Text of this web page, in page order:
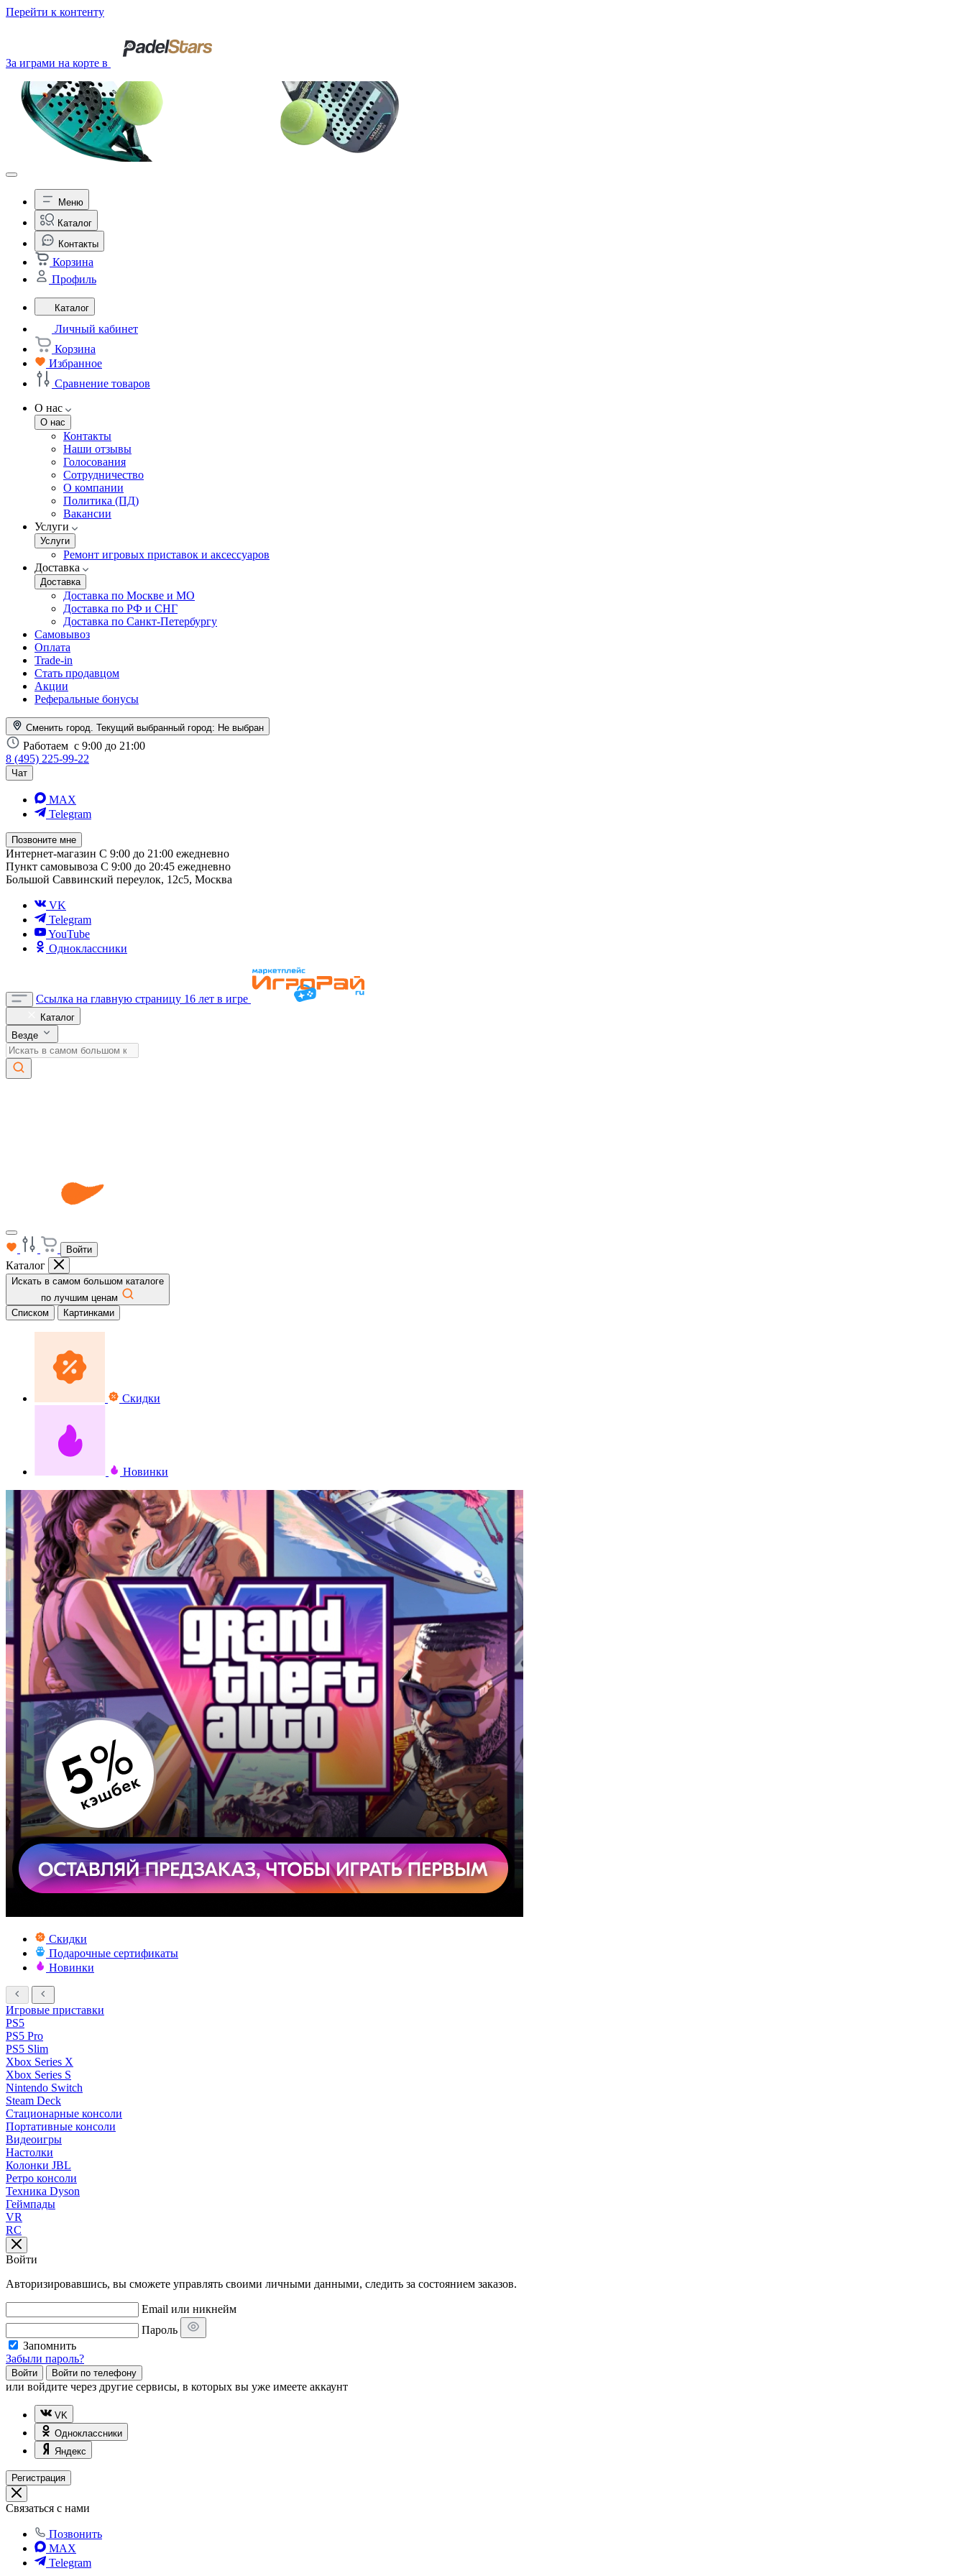
Перейти к контенту
За играми на корте в
Меню
Каталог
Контакты
Корзина
Профиль
Каталог
Личный кабинет
Корзина
Избранное
Сравнение товаров
О нас
О нас
Контакты
Наши отзывы
Голосования
Сотрудничество
О компании
Политика (ПД)
Вакансии
Услуги
Услуги
Ремонт игровых приставок и аксессуаров
Доставка
Доставка
Доставка по Москве и МО
Доставка по РФ и СНГ
Доставка по Санкт-Петербургу
Самовывоз
Оплата
Trade-in
Стать продавцом
Акции
Реферальные бонусы
Сменить город. Текущий выбранный город: Не выбран
Работаем с 9:00 до 21:00
8 (495) 225-99-22
Чат
MAX
Telegram
Позвоните мне
Интернет-магазин С 9:00 до 21:00 ежедневно
Пункт самовывоза С 9:00 до 20:45 ежедневно
Большой Саввинский переулок, 12с5, Москва
VK
Telegram
YouTube
Одноклассники
Ссылка на главную страницу 16 лет в игре
Каталог
Везде
Войти
Каталог
Искать в самом большом каталоге
по лучшим ценам
Списком
Картинками
Скидки
Новинки
Скидки
Подарочные сертификаты
Новинки
Игровые приставки
PS5
PS5 Pro
PS5 Slim
Xbox Series X
Xbox Series S
Nintendo Switch
Steam Deck
Стационарные консоли
Портативные консоли
Видеоигры
Настолки
Колонки JBL
Ретро консоли
Техника Dyson
Геймпады
VR
RC
Войти
Авторизировавшись, вы сможете управлять своими личными данными, следить за состоянием заказов.
Email или никнейм
Пароль
Запомнить
Забыли пароль?
Войти Войти по телефону
или войдите через другие сервисы, в которых вы уже имеете аккаунт
VK
Одноклассники
Яндекс
Регистрация
Связаться с нами
Позвонить
MAX
Telegram